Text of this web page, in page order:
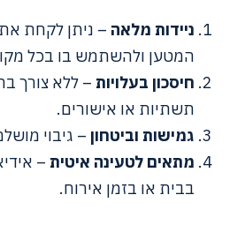
ניידות מלאה – ניתן לקחת
המטען ולהשתמש בו בכל
חיסכון בעלויות – ללא צורך
תשתיות או אישורים.
גמישות וביטחון – גיבוי
מתאים לטעינה איטית –
בבית או בזמן אירוח.